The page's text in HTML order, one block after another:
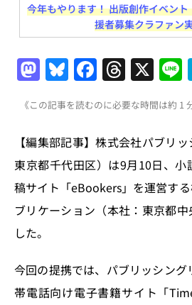
今年もやります！ 出版創作イベン
援者募集クラファン
M
a
st
o
d
o
n
Bl
u
e
s
k
y
F
a
c
e
b
o
o
T
h
re
a
d
s
X
《この記事を読むのに必要な時間は約 1
【編集部記事】株式会社パブリ
東京都千代田区）は9月10日、
稿サイト「eBookers」を運営す
ブリケーション（本社：東京都
した。
今回の提携では、パブリッシン
帯電話向け電子書籍サイト「